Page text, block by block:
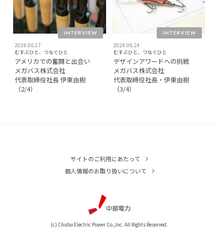
2024.06.17
INTERVIEW
むすぶひと、つなぐひと
アメリカでの奮闘と出会い
メガバス株式会社
代表取締役社長 伊東由樹
（2/4）
2024.06.24
INTERVIEW
むすぶひと、つなぐひと
デザインアワードへの挑戦
メガバス株式会社
代表取締役社長・伊東由樹
（3/4）
サイトのご利用にあたって
個人情報のお取り扱いについて
(c) Chubu Electric Power Co.,Inc. All Rights Reserved.